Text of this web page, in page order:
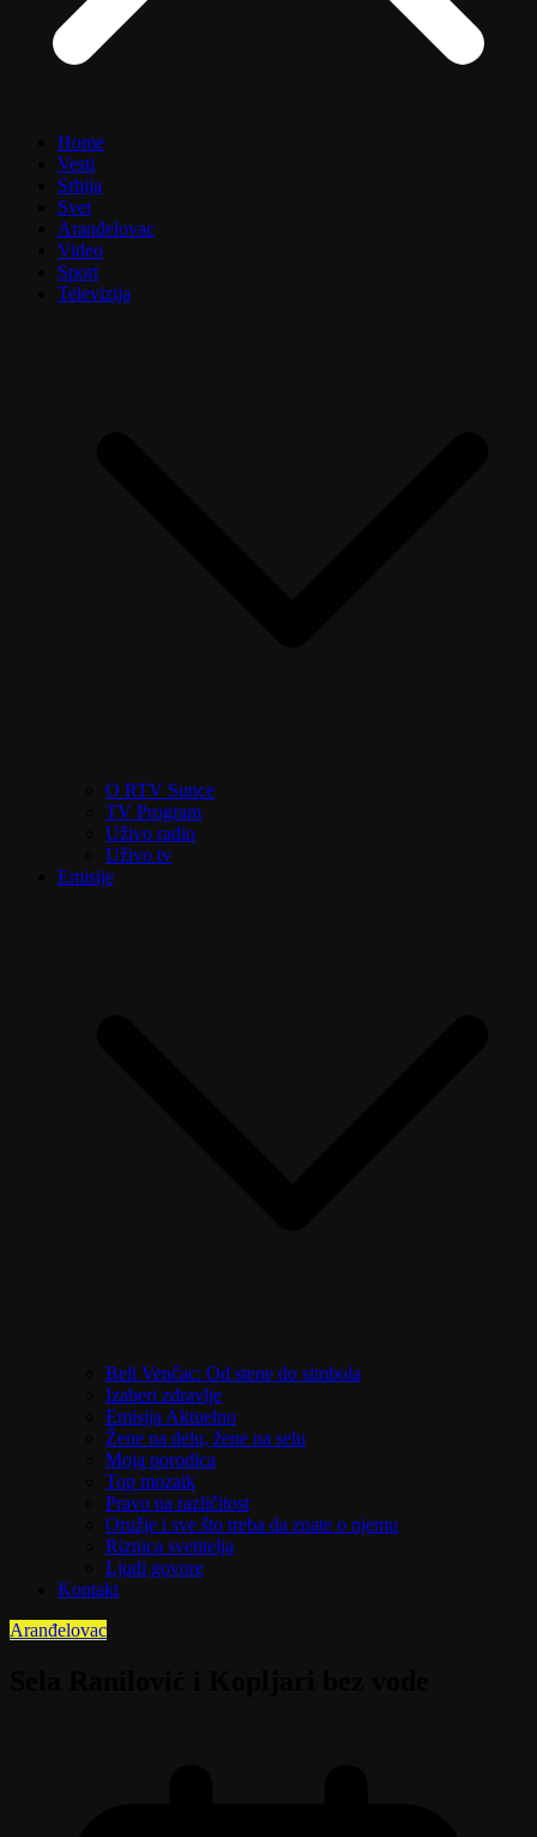
Home
Vesti
Srbija
Svet
Aranđelovac
Video
Sport
Televizija
O RTV Sunce
TV Program
Uživo radio
Uživo tv
Emisije
Beli Venčac: Od stene do simbola
Izaberi zdravlje
Emisija Aktuelno
Žene na delu, žene na selu
Moja porodica
Top mozaik
Pravo na različitost
Oružje i sve što treba da znate o njemu
Riznica svetitelja
Ljudi govore
Kontakt
Aranđelovac